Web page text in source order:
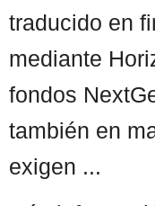
traducido en
mediante
fondos
también en
exigen ...